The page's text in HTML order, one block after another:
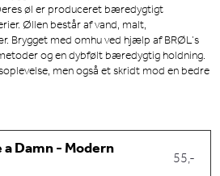
øl er produceret bæredygtigt
Øllen består af vand, malt,
Brygget med omhu ved hjælp af BRØL’s
og en dybfølt bæredygtig holdning.
men også et skridt mod en bedre
a Damn - Modern
55,-